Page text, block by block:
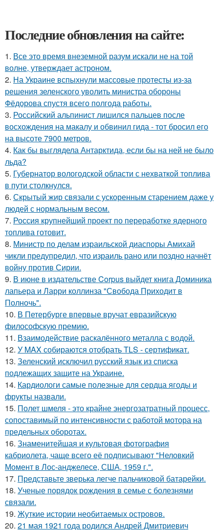
Последние обновления на сайте:
1. Все это время внеземной разум искали не на той
волне, утверждает астроном.
2. На Украине вспыхнули массовые протесты из-за
решения зеленского уволить министра обороны
Фёдорова спустя всего полгода работы.
3. Российский альпинист лишился пальцев после
восхождения на макалу и обвинил гида - тот бросил его
на высоте 7900 метров.
4. Как бы выглядела Антарктида, если бы на ней не было
льда?
5. Губернатор вологодской области с нехваткой топлива
в пути столкнулся.
6. Скрытый жир связали с ускоренным старением даже у
людей с нормальным весом.
7. Россия крупнейший проект по переработке ядерного
топлива готовит.
8. Министр по делам израильской диаспоры Амихай
чикли предупредил, что израиль рано или поздно начнёт
войну против Сирии.
9. В июне в издательстве Corpus выйдет книга Доминика
лапьера и Ларри коллинза "Свобода Приходит в
Полночь".
10. В Петербурге впервые вручат евразийскую
философскую премию.
11. Взаимодействие раскалённого металла с водой.
12. У MAX собираются отобрать TLS - сертификат.
13. Зеленский исключил русский язык из списка
подлежащих защите на Украине.
14. Кардиологи самые полезные для сердца ягоды и
фрукты назвали.
15. Полет шмеля - это крайне энергозатратный процесс,
сопоставимый по интенсивности с работой мотора на
предельных оборотах.
16. Знаменитейшая и культовая фотография
кабриолета, чаще всего её подписывают "Неловкий
Момент в Лос-анджелесе, США, 1959 г.".
17. Представьте зверька легче пальчиковой батарейки.
18. Ученые порядок рождения в семье с болезнями
связали.
19. Жуткие истории необитаемых островов.
20. 21 мая 1921 года родился Андрей Дмитриевич